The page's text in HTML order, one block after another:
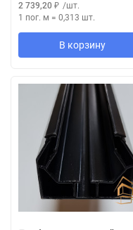
2 739,20 ₽ /шт.
1 пог. м = 0,313 шт.
В корзину